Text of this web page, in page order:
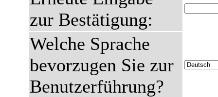
zur Bestätigung:
Welche Sprache
bevorzugen Sie zur
Benutzerführung?